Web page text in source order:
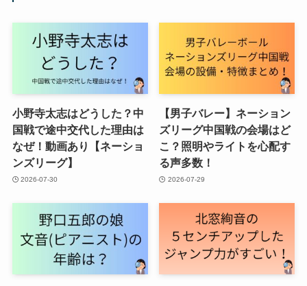
小野寺太志はどうした？中
国戦で途中交代した理由は
なぜ！動画あり【ネーショ
ンズリーグ】
2026-07-30
【男子バレー】ネーション
ズリーグ中国戦の会場はど
こ？照明やライトを心配す
る声多数！
2026-07-29